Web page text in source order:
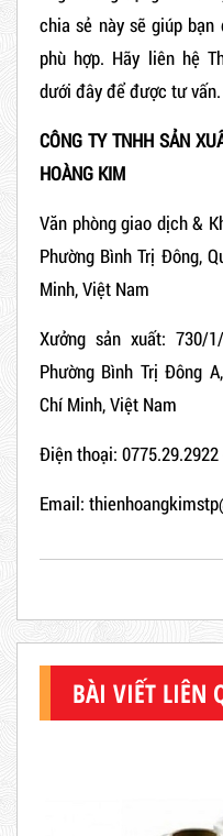
chia sẻ này sẽ giúp
phù hợp. Hãy liên hệ
dưới đây để được tư vấn.
CÔNG TY TNHH SẢN
HOÀNG KIM
Văn phòng giao dịch &
Phường Bình Trị Đông,
Minh, Việt Nam
Xưởng sản xuất: 730/
Phường Bình Trị Đông
Chí Minh, Việt Nam
Điện thoại:
Email:
BÀI VIẾT LIÊN